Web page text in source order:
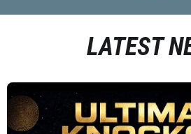
LATEST